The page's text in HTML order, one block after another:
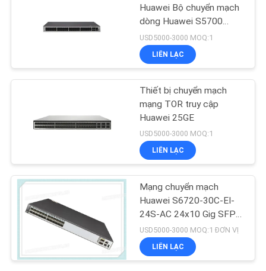
Huawei Bộ chuyển mạch
dòng Huawei S5700
S5735-L48P4X-A
USD5000-3000 MOQ:1
LIÊN LẠC
Thiết bị chuyển mạch
mạng TOR truy cập
Huawei 25GE
USD5000-3000 MOQ:1
LIÊN LẠC
Mạng chuyển mạch
Huawei S6720-30C-EI-
24S-AC 24x10 Gig SFP +
2x40 Gig QSFP + Cổng
USD5000-3000 MOQ:1 ĐƠN VỊ
LIÊN LẠC